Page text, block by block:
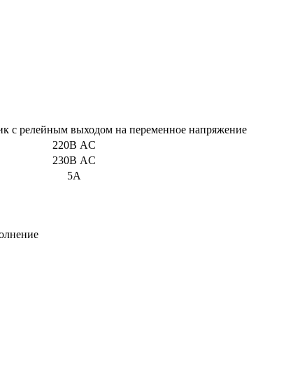
с релейным выходом на переменное напряжение
220В AC
230В AC
5А